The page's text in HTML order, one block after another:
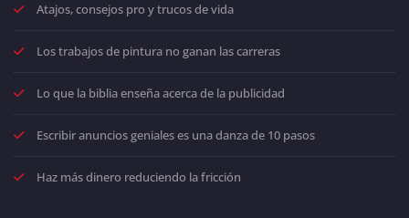
Atajos, consejos pro y trucos de vida
Los trabajos de pintura no ganan las carreras
Lo que la biblia enseña acerca de la publicidad
Escribir anuncios geniales es una danza de 10 pasos
Haz más dinero reduciendo la fricción